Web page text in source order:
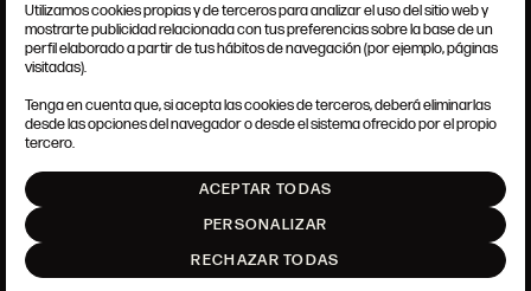
CONDICIONES GENERALES
POLÍTICA DE COOKIES
AJUSTE DE COOKIES
Utilizamos cookies propias y de terceros para analizar el uso del sitio web y
mostrarte publicidad relacionada con tus preferencias sobre la base de un
perfil elaborado a partir de tus hábitos de navegación (por ejemplo, páginas
visitadas).
Tenga en cuenta que, si acepta las cookies de terceros, deberá eliminarlas
desde las opciones del navegador o desde el sistema ofrecido por el propio
tercero.
ACEPTAR TODAS
PERSONALIZAR
RECHAZAR TODAS